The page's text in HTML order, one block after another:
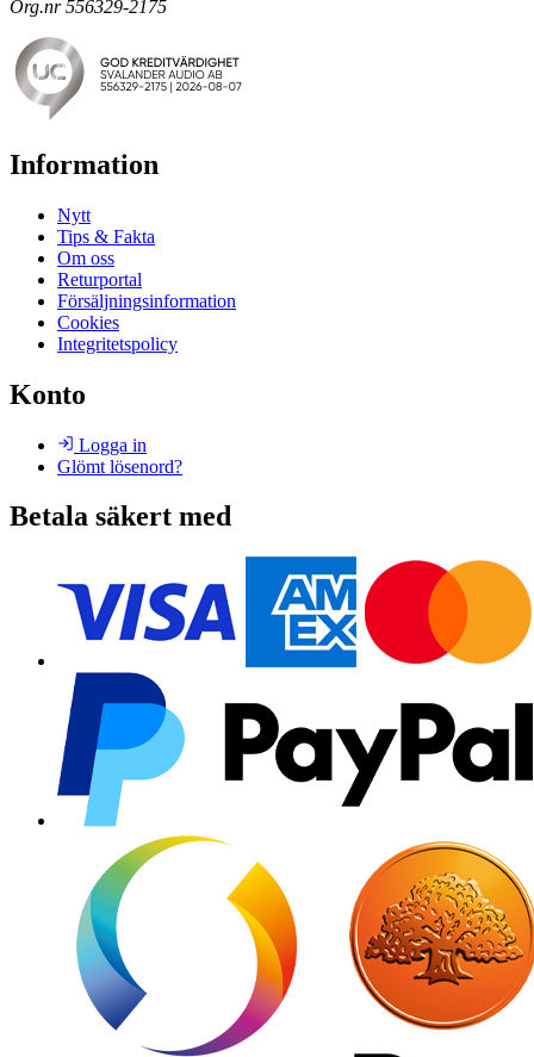
Org.nr 556329-2175
Information
Nytt
Tips & Fakta
Om oss
Returportal
Försäljningsinformation
Cookies
Integritetspolicy
Konto
Logga in
Glömt lösenord?
Betala säkert med